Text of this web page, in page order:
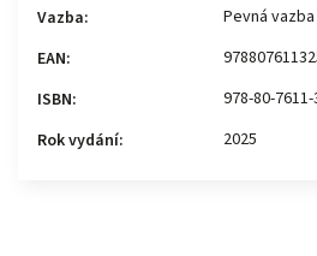
Vazba:
Pevná
EAN:
ISBN:
978-80-
Rok vydání: 2025